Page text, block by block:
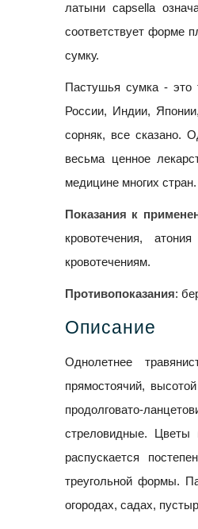
латыни capsella
соответствует форме
сумку.
Пастушья сумка - это
России, Индии,
сорняк, все сказано.
весьма ценное
медицине многих стран.
Показания к
кровотечения,
кровотечениям.
Противопоказания:
Описание
Однолетнее
прямостоячий,
продолговато-
стреловидные. Цветы
распускается
треугольной формы.
огородах, садах,